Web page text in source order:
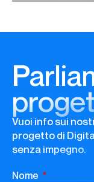
Vuoi info sui
progetto di
senza impegno.
Nome